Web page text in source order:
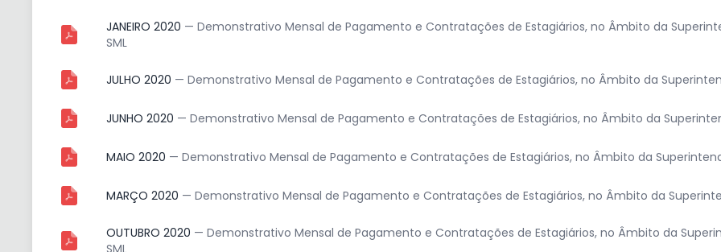
JANEIRO 2020 — Demonstrativo Mensal de Pagamento e Contratações de Estagiários, no Âmbito da
SML
JULHO 2020 — Demonstrativo Mensal de Pagamento e Contratações de Estagiários, no Âmbito da
JUNHO 2020 — Demonstrativo Mensal de Pagamento e Contratações de Estagiários, no Âmbito da
MAIO 2020 — Demonstrativo Mensal de Pagamento e Contratações de Estagiários, no Âmbito da
MARÇO 2020 — Demonstrativo Mensal de Pagamento e Contratações de Estagiários, no Âmbito da
OUTUBRO 2020 — Demonstrativo Mensal de Pagamento e Contratações de Estagiários, no Âmbito da
SML